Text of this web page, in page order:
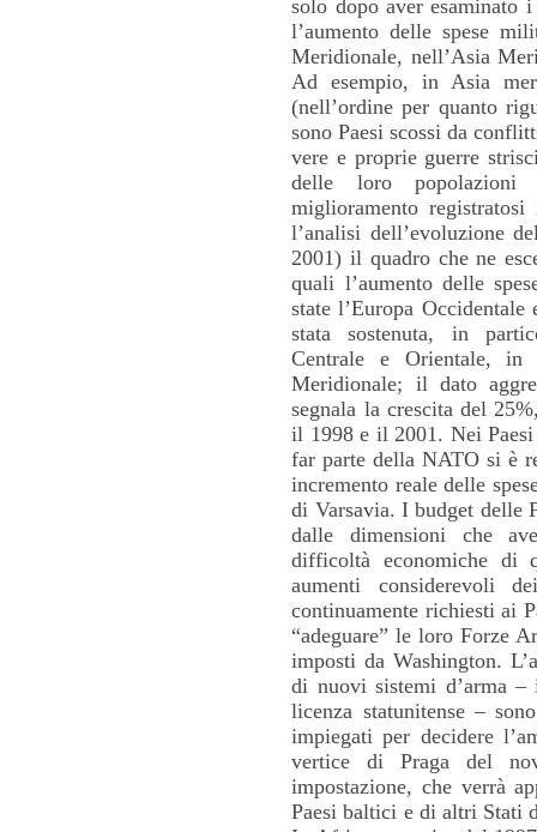
solo dopo aver esaminato
l’aumento delle spese
Meridionale, nell’Asia
Ad esempio, in Asia
(nell’ordine per quanto
sono Paesi scossi da
vere e proprie guerre
delle loro popolazioni
miglioramento
l’analisi dell’evoluzione
2001) il quadro che ne
quali l’aumento delle
state l’Europa
stata sostenuta, in
Centrale e Orientale,
Meridionale; il dato
segnala la crescita del
il 1998 e il 2001. Nei
far parte della NATO si è
incremento reale delle
di Varsavia. I budget delle
dalle dimensioni che
difficoltà economiche di
aumenti considerevoli
continuamente richiesti ai
“adeguare” le loro Forze
imposti da Washington.
di nuovi sistemi d’arma
licenza statunitense –
impiegati per decidere
vertice di Praga del
impostazione, che verrà
Paesi baltici e di altri Stati